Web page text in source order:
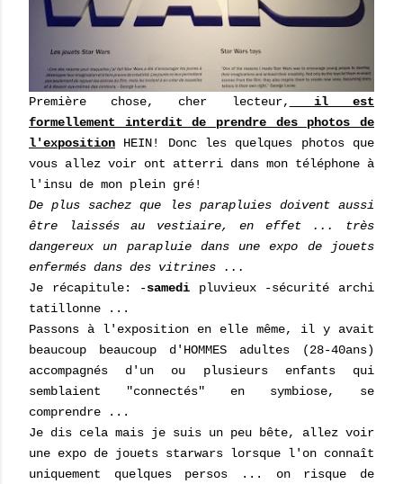
Première chose, cher lecteur,
il est
formellement interdit de prendre des photos de
l'exposition HEIN! Donc les quelques photos que
vous allez voir ont atterri dans mon téléphone à
l'insu de mon plein gré!
De plus sachez que les parapluies doivent aussi
être laissés au vestiaire, en effet ... très
dangereux un parapluie dans une expo de jouets
enfermés dans des vitrines ...
Je récapitule: -samedi pluvieux -sécurité archi
tatillonne ...
Passons à l'exposition en elle même, il y avait
beaucoup beaucoup d'HOMMES adultes (28-40ans)
accompagnés d'un ou plusieurs enfants qui
semblaient "connectés" en symbiose, se
comprendre ...
Je dis cela mais je suis un peu bête, allez voir
une expo de jouets starwars lorsque l'on connaît
uniquement quelques persos ... on risque de